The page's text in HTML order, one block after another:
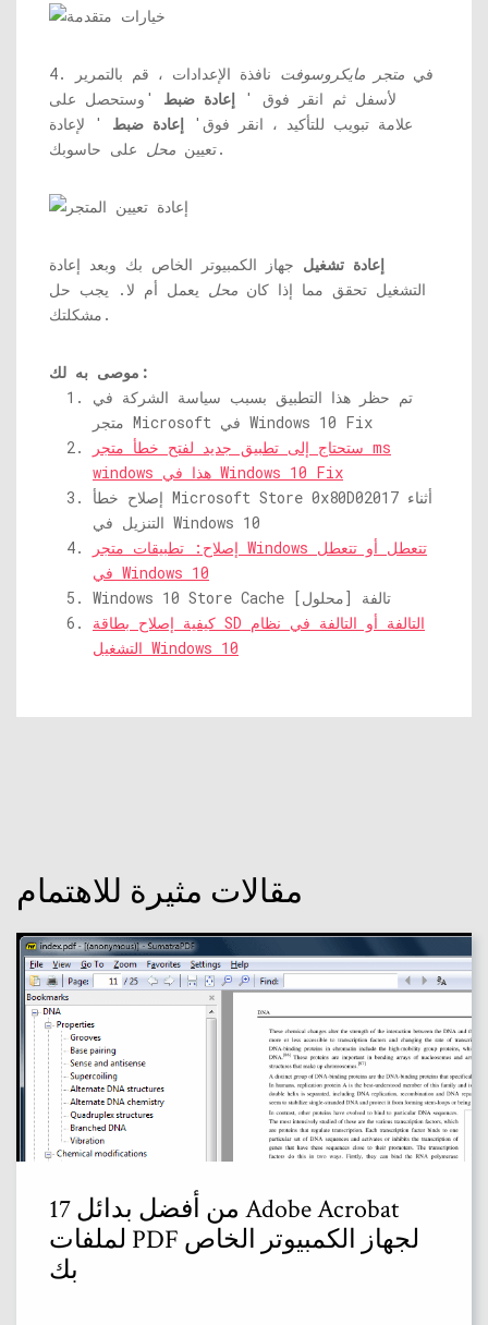
4. في متجر مايكروسوفت نافذة الإعدادات ، قم بالتمرير
لأسفل ثم انقر فوق ' إعادة ضبط 'وستحصل على
علامة تبويب للتأكيد ، انقر فوق' إعادة ضبط ' لإعادة
تعيين محل على حاسوبك.
إعادة تشغيل جهاز الكمبيوتر الخاص بك وبعد إعادة
التشغيل تحقق مما إذا كان محل يعمل أم لا. يجب حل
مشكلتك.
موصى به لك:
تم حظر هذا التطبيق بسبب سياسة الشركة في
متجر Microsoft في Windows 10 Fix
ستحتاج إلى تطبيق جديد لفتح خطأ متجر ms
windows هذا في Windows 10 Fix
إصلاح خطأ Microsoft Store 0x80D02017 أثناء
التنزيل في Windows 10
إصلاح: تطبيقات متجر Windows تتعطل أو تتعطل
في Windows 10
Windows 10 Store Cache تالفة [محلول]
كيفية إصلاح بطاقة SD التالفة أو التالفة في نظام
التشغيل Windows 10
مقالات مثيرة للاهتمام
17 من أفضل بدائل Adobe Acrobat
لملفات PDF لجهاز الكمبيوتر الخاص
بك